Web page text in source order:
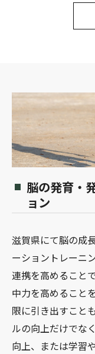
脳の発育・
ョン
滋賀県にて脳の成
ーショントレーニ
連携を高めること
中力を高めること
限に引き出すこと
ルの向上だけでな
向上、または学習